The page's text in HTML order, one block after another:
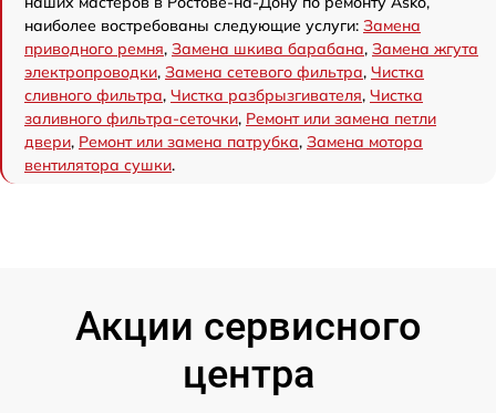
наиболее востребованы следующие услуги: Замена
приводного ремня, Замена шкива барабана, Замена жгута
электропроводки, Замена сетевого фильтра, Чистка
сливного фильтра, Чистка разбрызгивателя, Чистка
заливного фильтра-сеточки, Ремонт или замена петли
двери, Ремонт или замена патрубка, Замена мотора
вентилятора сушки.
Акции сервисного
центра